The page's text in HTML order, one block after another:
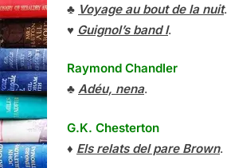
♣ Voyage au bout de la nuit.
♥ Guignol’s band I.
Raymond Chandler
♣ Adéu, nena.
G.K. Chesterton
♦ Els relats del pare Brown.